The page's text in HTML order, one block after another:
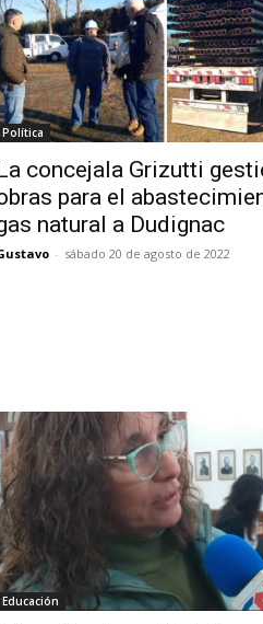
Política
concejala Grizutti
para el
natural a Dudignac
- sábado 20 de agosto de 2022
Educación